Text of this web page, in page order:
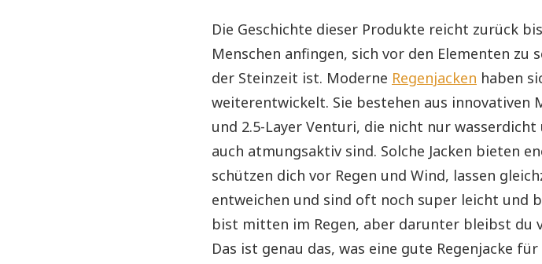
Die Geschichte dieser Produkte reicht zurück
Menschen anfingen, sich vor den Elementen zu
der Steinzeit ist. Moderne Regenjacken haben
weiterentwickelt. Sie bestehen aus innovativen
und 2.5-Layer Venturi, die nicht nur
auch atmungsaktiv sind. Solche Jacken bieten
schützen dich vor Regen und Wind, lassen
entweichen und sind oft noch super leicht und
bist mitten im Regen, aber darunter bleibst du
Das ist genau das, was eine gute Regenjacke